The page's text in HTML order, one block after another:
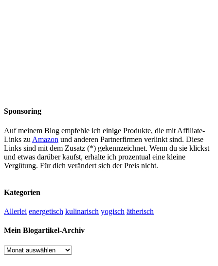
Sponsoring
Auf meinem Blog empfehle ich einige Produkte, die mit Affiliate-
Links zu Amazon und anderen Partnerfirmen verlinkt sind. Diese
Links sind mit dem Zusatz (*) gekennzeichnet. Wenn du sie klickst
und etwas darüber kaufst, erhalte ich prozentual eine kleine
Vergütung. Für dich verändert sich der Preis nicht.
Kategorien
Allerlei energetisch kulinarisch yogisch ätherisch
Mein Blogartikel-Archiv
Mein